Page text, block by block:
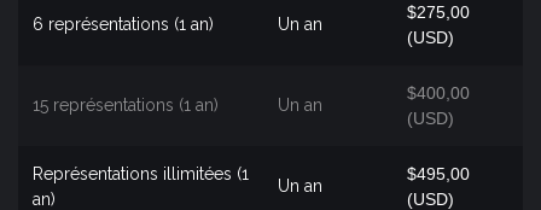
6 représentations (1 an) Un an
$275,00
(USD)
15 représentations (1 an) Un an
$400,00
(USD)
Représentations illimitées (1
an)
Un an
$495,00
(USD)